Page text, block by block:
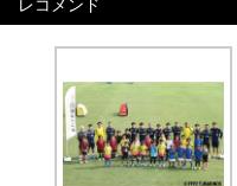
レコメンド